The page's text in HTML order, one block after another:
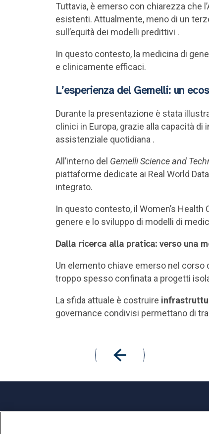
Tuttavia, è emerso con chiarezza che
esistenti. Attualmente, meno di un
sull’equità dei modelli predittivi .
In questo contesto, la medicina di
e clinicamente efficaci.
L’esperienza del Gemelli: un
Durante la presentazione è stata
clinici in Europa, grazie alla capacità
assistenziale quotidiana .
All’interno del Gemelli Science and
piattaforme dedicate ai Real World
integrato.
In questo contesto, il Women’s
genere e lo sviluppo di modelli di
Dalla ricerca alla pratica: verso una
Un elemento chiave emerso nel corso
troppo spesso confinata a progetti
La sfida attuale è costruire
governance condivisi permettano di